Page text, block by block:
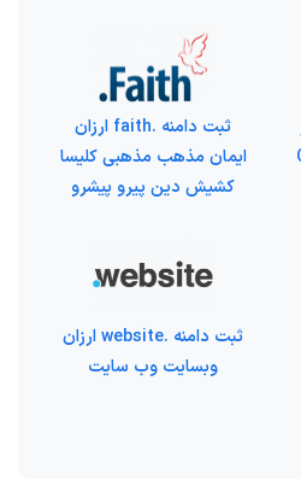
ثبت دامنه .faith ارزان
ایمان مذهب مذهبی کلیسا
کشیش دین پیرو پیشرو
ثبت دامنه .website ارزان
وبسایت وب سایت